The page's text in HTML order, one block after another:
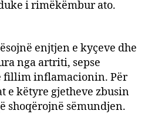
i rimëkëmbur ato.
enjtjen e kyçeve dhe
nga artriti, sepse
fillim inflamacionin. Për
e këtyre gjetheve zbusin
shoqërojnë sëmundjen.